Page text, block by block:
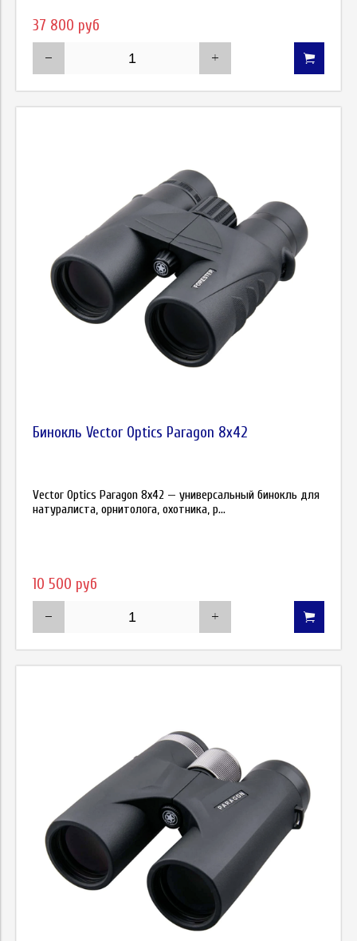
37 800 руб
Бинокль Vector Optics Paragon 8x42
Vector Optics Paragon 8x42 — универсальный бинокль для
натуралиста, орнитолога, охотника, р...
10 500 руб